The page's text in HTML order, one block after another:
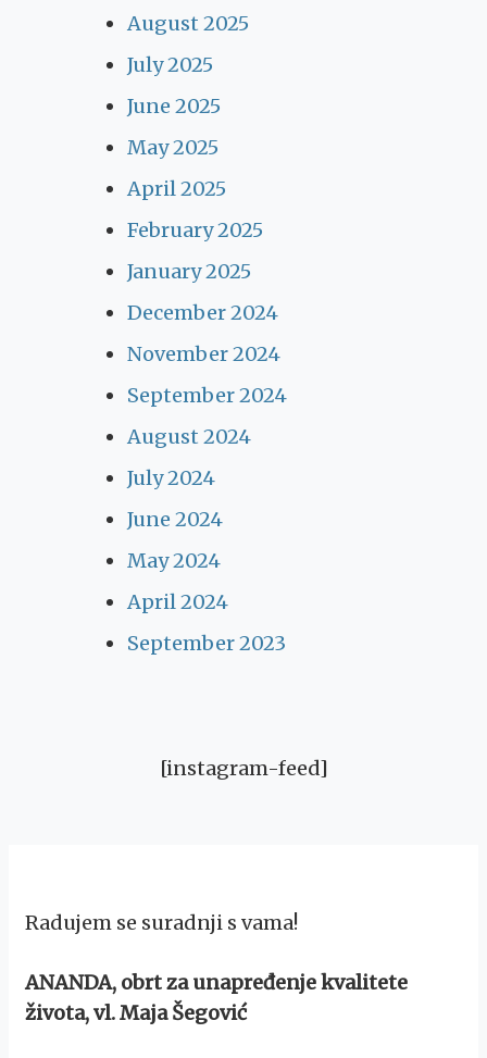
August 2025
July 2025
June 2025
May 2025
April 2025
February 2025
January 2025
December 2024
November 2024
September 2024
August 2024
July 2024
June 2024
May 2024
April 2024
September 2023
[instagram-feed]
Radujem se suradnji s vama!
ANANDA, obrt za unapređenje kvalitete
života, vl. Maja Šegović